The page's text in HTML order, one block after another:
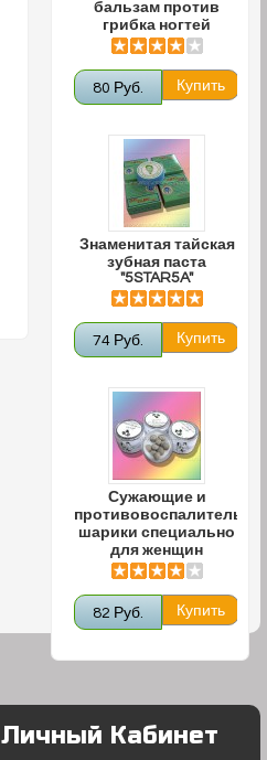
бальзам против
грибка ногтей
80 Руб.
Знаменитая тайская
зубная паста
"5STAR5A"
74 Руб.
Сужающие и
противовоспалительные
шарики специально
для женщин
82 Руб.
Личный Кабинет